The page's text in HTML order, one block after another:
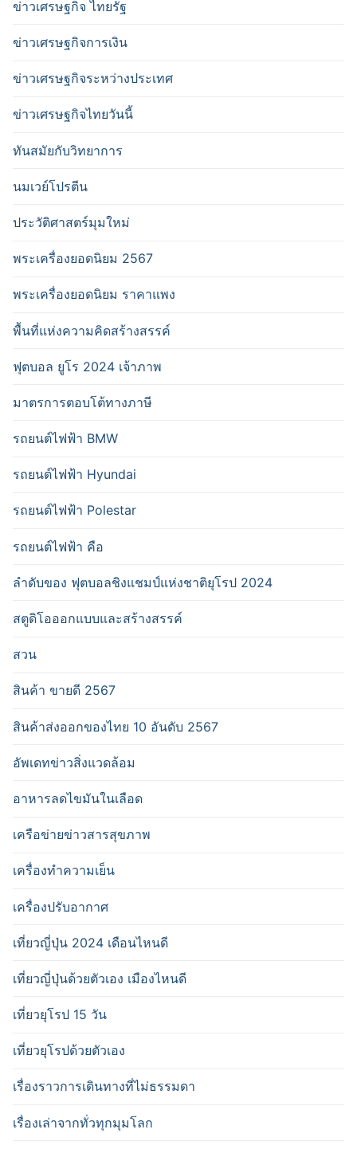
ข่าวเศรษฐกิจ ไทยรัฐ
ข่าวเศรษฐกิจการเงิน
ข่าวเศรษฐกิจระหว่างประเทศ
ข่าวเศรษฐกิจไทยวันนี้
ทันสมัยกับวิทยาการ
นมเวย์โปรตีน
ประวัติศาสตร์มุมใหม่
พระเครื่องยอดนิยม 2567
พระเครื่องยอดนิยม ราคาแพง
พื้นที่แห่งความคิดสร้างสรรค์
ฟุตบอล ยูโร 2024 เจ้าภาพ
มาตรการตอบโต้ทางภาษี
รถยนต์ไฟฟ้า BMW
รถยนต์ไฟฟ้า Hyundai
รถยนต์ไฟฟ้า Polestar
รถยนต์ไฟฟ้า คือ
ลำดับของ ฟุตบอลชิงแชมป์แห่งชาติยุโรป 2024
สตูดิโอออกแบบและสร้างสรรค์
สวน
สินค้า ขายดี 2567
สินค้าส่งออกของไทย 10 อันดับ 2567
อัพเดทข่าวสิ่งแวดล้อม
อาหารลดไขมันในเลือด
เครือข่ายข่าวสารสุขภาพ
เครื่องทำความเย็น
เครื่องปรับอากาศ
เที่ยวญี่ปุ่น 2024 เดือนไหนดี
เที่ยวญี่ปุ่นด้วยตัวเอง เมืองไหนดี
เที่ยวยุโรป 15 วัน
เที่ยวยุโรปด้วยตัวเอง
เรื่องราวการเดินทางที่ไม่ธรรมดา
เรื่องเล่าจากทั่วทุกมุมโลก